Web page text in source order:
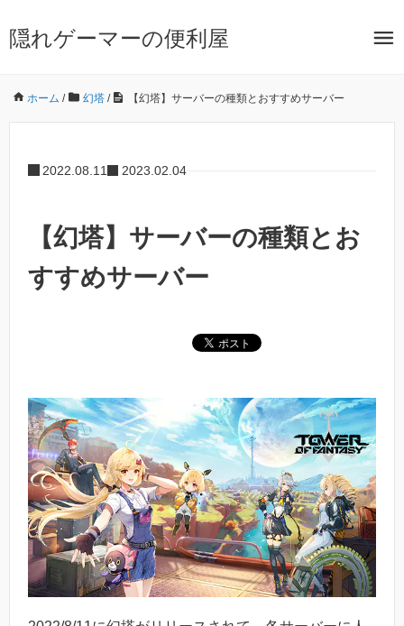
隠れゲーマーの便利屋
ホーム / 幻塔 / 【幻塔】サーバーの種類とおすすめサーバー
2022.08.11 2023.02.04
【幻塔】サーバーの種類とお
すすめサーバー